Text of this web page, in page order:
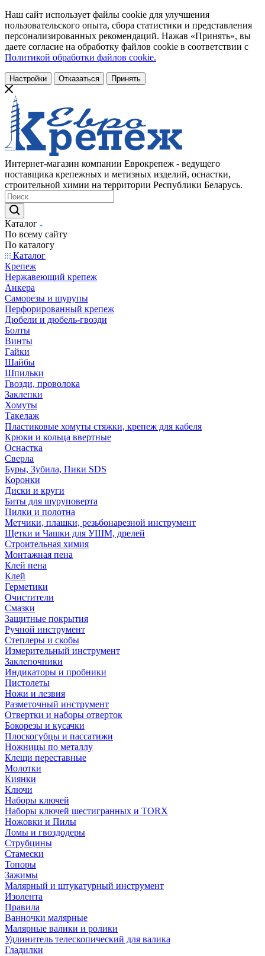
Наш сайт использует файлы cookie для улучшения
пользовательского опыта, сбора статистики и представления
персонализированных рекомендаций. Нажав «Принять», вы
даете согласие на обработку файлов cookie в соответствии с
Политикой обработки файлов cookie.
Настройки Отказаться Принять
Интернет-магазин компании Еврокрепеж - ведущего
поставщика крепежных и метизных изделий, оснастки,
строительной химии на территории Республики Беларусь.
Каталог
По всему сайту
По каталогу
Каталог
Крепеж
Нержавеющий крепеж
Анкера
Саморезы и шурупы
Перфорированный крепеж
Дюбели и дюбель-гвозди
Болты
Винты
Гайки
Шайбы
Шпильки
Гвозди, проволока
Заклепки
Хомуты
Такелаж
Пластиковые хомуты стяжки, крепеж для кабеля
Крюки и кольца ввертные
Оснастка
Сверла
Буры, Зубила, Пики SDS
Коронки
Диски и круги
Биты для шуруповерта
Пилки и полотна
Метчики, плашки, резьбонарезной инструмент
Щетки и Чашки для УШМ, дрелей
Строительная химия
Монтажная пена
Клей пена
Клей
Герметики
Очистители
Смазки
Защитные покрытия
Ручной инструмент
Степлеры и скобы
Измерительный инструмент
Заклепочники
Индикаторы и пробники
Пистолеты
Ножи и лезвия
Разметочный инструмент
Отвертки и наборы отверток
Бокорезы и кусачки
Плоскогубцы и пассатижи
Ножницы по металлу
Клещи переставные
Молотки
Киянки
Ключи
Наборы ключей
Наборы ключей шестигранных и TORX
Ножовки и Пилы
Ломы и гвоздодеры
Струбцины
Стамески
Топоры
Зажимы
Малярный и штукатурный инструмент
Изолента
Правила
Ванночки малярные
Малярные валики и ролики
Удлинитель телескопический для валика
Гладилки